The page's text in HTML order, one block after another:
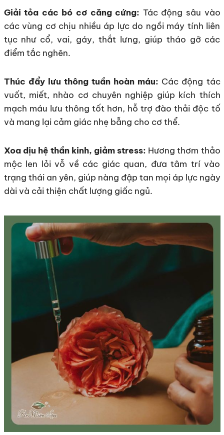
Giải tỏa các bó cơ căng cứng: Tác động sâu vào
các vùng cơ chịu nhiều áp lực do ngồi máy tính liên
tục như cổ, vai, gáy, thắt lưng, giúp tháo gỡ các
điểm tắc nghẽn.
Thúc đẩy lưu thông tuần hoàn máu: Các động tác
vuốt, miết, nhào cơ chuyên nghiệp giúp kích thích
mạch máu lưu thông tốt hơn, hỗ trợ đào thải độc tố
và mang lại cảm giác nhẹ bẫng cho cơ thể.
Xoa dịu hệ thần kinh, giảm stress: Hương thơm thảo
mộc len lỏi vỗ về các giác quan, đưa tâm trí vào
trạng thái an yên, giúp nàng đập tan mọi áp lực ngày
dài và cải thiện chất lượng giấc ngủ.